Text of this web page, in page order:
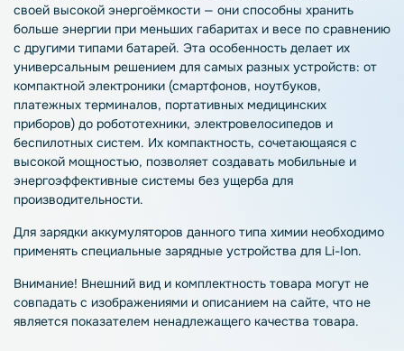
своей высокой энергоёмкости — они способны хранить
больше энергии при меньших габаритах и весе по сравнению
с другими типами батарей. Эта особенность делает их
универсальным решением для самых разных устройств: от
компактной электроники (смартфонов, ноутбуков,
платежных терминалов, портативных медицинских
приборов) до робототехники, электровелосипедов и
беспилотных систем. Их компактность, сочетающаяся с
высокой мощностью, позволяет создавать мобильные и
энергоэффективные системы без ущерба для
производительности.
Для зарядки аккумуляторов данного типа химии необходимо
применять специальные зарядные устройства для Li-Ion.
Внимание! Внешний вид и комплектность товара могут не
совпадать с изображениями и описанием на сайте, что не
является показателем ненадлежащего качества товара.